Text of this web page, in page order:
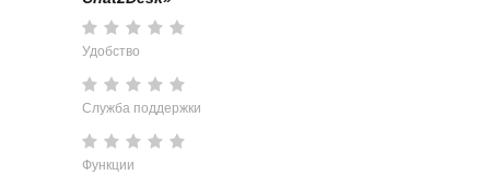
Удобство
Служба поддержки
Функции